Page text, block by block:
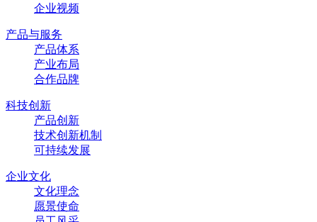
企业视频
产品与服务
产品体系
产业布局
合作品牌
科技创新
产品创新
技术创新机制
可持续发展
企业文化
文化理念
愿景使命